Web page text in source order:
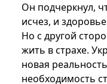
Он подчеркнул,
исчез, и
Но с другой
жить в страхе.
новая
необходимость